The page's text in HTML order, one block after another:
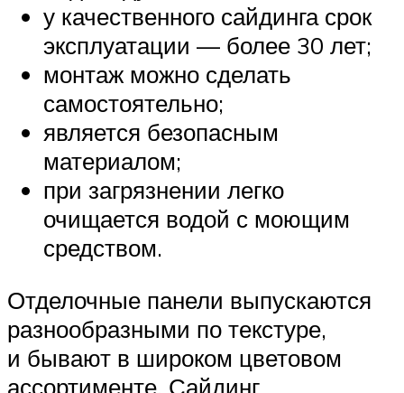
у качественного сайдинга срок
эксплуатации — более 30 лет;
монтаж можно сделать
самостоятельно;
является безопасным
материалом;
при загрязнении легко
очищается водой с моющим
средством.
Отделочные панели выпускаются
разнообразными по текстуре,
и бывают в широком цветовом
ассортименте. Сайдинг